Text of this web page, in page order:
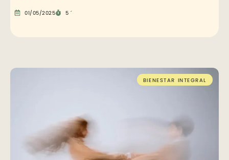
01/05/2025 5 ´
BIENESTAR INTEGRAL